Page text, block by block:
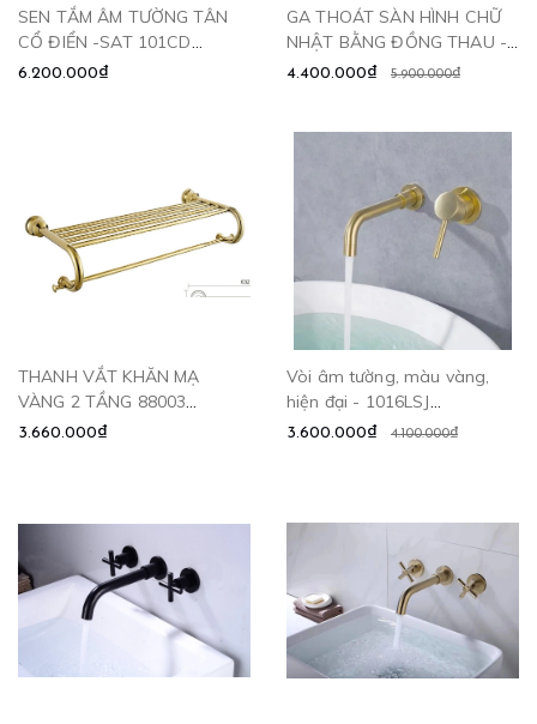
SEN TẮM ÂM TƯỜNG TÂN
CỔ ĐIỂN -SAT 101CD
CLEANMAX
6.200.000₫
GA THOÁT SÀN HÌNH CHỮ
NHẬT BẰNG ĐỒNG THAU -
GD6010 CLEANMAX
4.400.000₫ 5.900.000₫
THANH VẮT KHĂN MẠ
VÀNG 2 TẦNG 88003
CLEANMAX
3.660.000₫
Vòi âm tường, màu vàng,
hiện đại - 1016LSJ
CLEANMAX
3.600.000₫ 4.100.000₫